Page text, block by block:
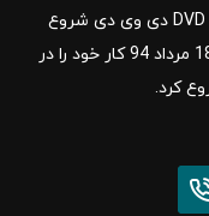
کتابهای زبان خارجه، انواع CD سی دی و DVD دی وی دی شروع
کرد.فروشگاه آنلاین کتاب مارکا در تاریخ 18 مرداد 94 کار خود را در
کرد.